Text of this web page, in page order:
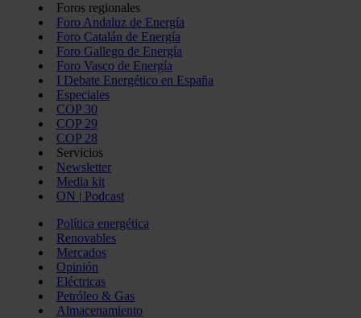
Foros regionales
Foro Andaluz de Energía
Foro Catalán de Energía
Foro Gallego de Energía
Foro Vasco de Energía
I Debate Energético en España
Especiales
COP 30
COP 29
COP 28
Servicios
Newsletter
Media kit
ON | Podcast
Política energética
Renovables
Mercados
Opinión
Eléctricas
Petróleo & Gas
Almacenamiento